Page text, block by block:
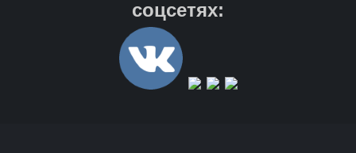
соцсетях: